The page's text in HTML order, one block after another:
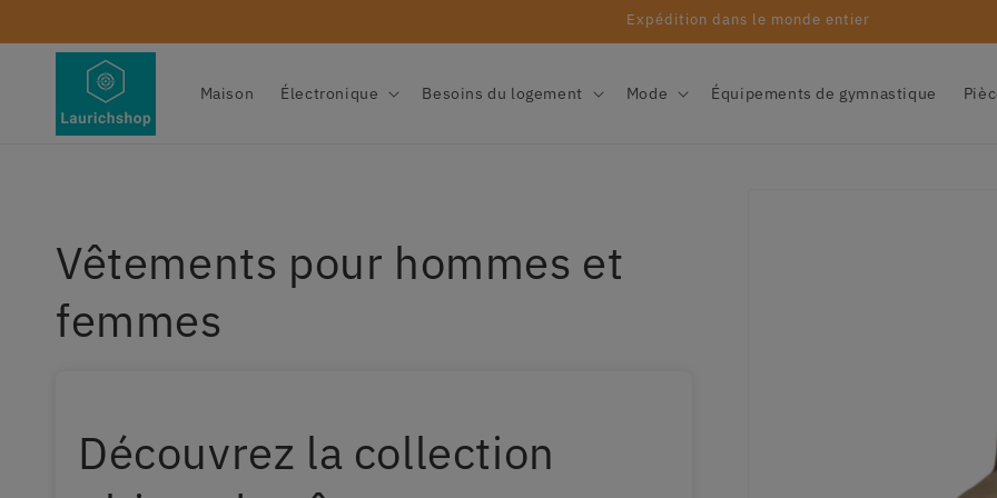
au
contenu
Expédition dans le monde entier
Maison Électronique Besoins du logement Mode Équipements de gymnastique
C
o
Vêtements pour hommes et
femmes
Découvrez la collection